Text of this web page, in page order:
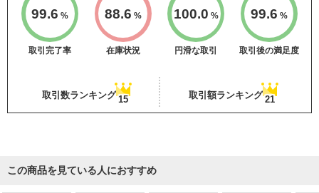
99.6 %
取引完了率
88.6 %
在庫状況
100.0 %
円滑な取引
99.6 %
取引後の満足度
取引数ランキング 15 取引額ランキング 21
この商品を見ている人におすすめ